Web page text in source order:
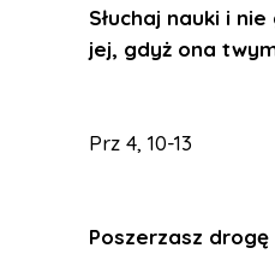
Słuchaj nauki i
jej, gdyż ona
Prz 4, 10-13
Poszerzasz